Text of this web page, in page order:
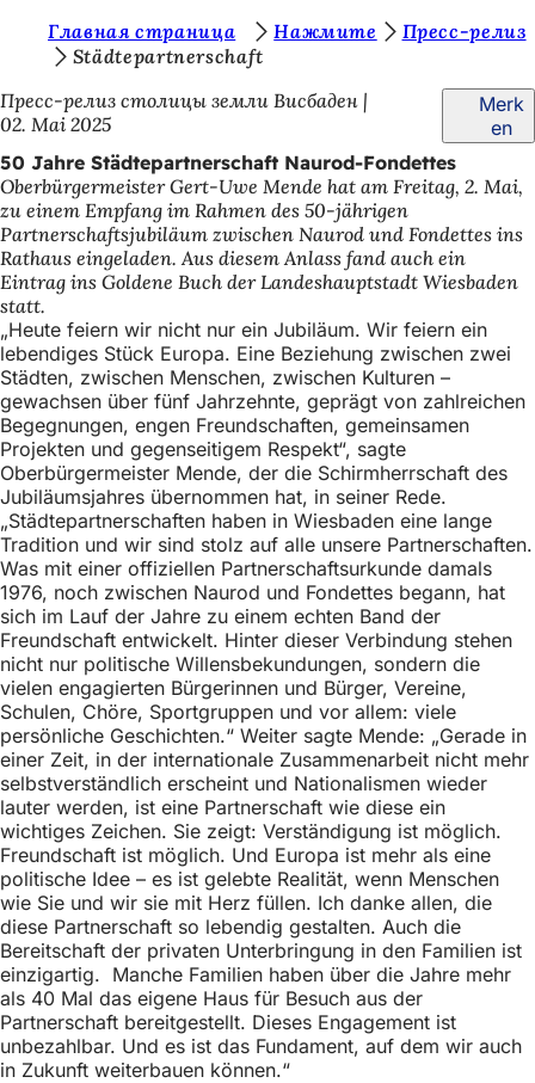
Inhalt anspringen
e
b
e
f
i
n
d
e
n
s
i
c
h
h
i
e
r
:
Главная страница Нажмите
Пресс-релиз
Städtepartnerschaft
Пресс-релиз столицы земли Висбаден
02. Mai 2025
Merk
en
50 Jahre Städtepartnerschaft Naurod-Fondettes
Oberbürgermeister Gert-Uwe Mende hat am Freitag, 2. Mai,
zu einem Empfang im Rahmen des 50-jährigen
Partnerschaftsjubiläum zwischen Naurod und Fondettes ins
Rathaus eingeladen. Aus diesem Anlass fand auch ein
Eintrag ins Goldene Buch der Landeshauptstadt Wiesbaden
statt.
„Heute feiern wir nicht nur ein Jubiläum. Wir feiern ein
lebendiges Stück Europa. Eine Beziehung zwischen zwei
Städten, zwischen Menschen, zwischen Kulturen –
gewachsen über fünf Jahrzehnte, geprägt von zahlreichen
Begegnungen, engen Freundschaften, gemeinsamen
Projekten und gegenseitigem Respekt“, sagte
Oberbürgermeister Mende, der die Schirmherrschaft des
Jubiläumsjahres übernommen hat, in seiner Rede.
„Städtepartnerschaften haben in Wiesbaden eine lange
Tradition und wir sind stolz auf alle unsere Partnerschaften.
Was mit einer offiziellen Partnerschaftsurkunde damals
1976, noch zwischen Naurod und Fondettes begann, hat
sich im Lauf der Jahre zu einem echten Band der
Freundschaft entwickelt. Hinter dieser Verbindung stehen
nicht nur politische Willensbekundungen, sondern die
vielen engagierten Bürgerinnen und Bürger, Vereine,
Schulen, Chöre, Sportgruppen und vor allem: viele
persönliche Geschichten.“ Weiter sagte Mende: „Gerade in
einer Zeit, in der internationale Zusammenarbeit nicht mehr
selbstverständlich erscheint und Nationalismen wieder
lauter werden, ist eine Partnerschaft wie diese ein
wichtiges Zeichen. Sie zeigt: Verständigung ist möglich.
Freundschaft ist möglich. Und Europa ist mehr als eine
politische Idee – es ist gelebte Realität, wenn Menschen
wie Sie und wir sie mit Herz füllen. Ich danke allen, die
diese Partnerschaft so lebendig gestalten. Auch die
Bereitschaft der privaten Unterbringung in den Familien ist
einzigartig. Manche Familien haben über die Jahre mehr
als 40 Mal das eigene Haus für Besuch aus der
Partnerschaft bereitgestellt. Dieses Engagement ist
unbezahlbar. Und es ist das Fundament, auf dem wir auch
in Zukunft weiterbauen können.“